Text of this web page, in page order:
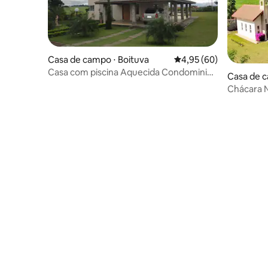
Casa de campo ⋅ Boituva 4,95 de uma avaliação
4,95 (60)
Casa com piscina Aquecida Condominio -
Casa de
Chácara